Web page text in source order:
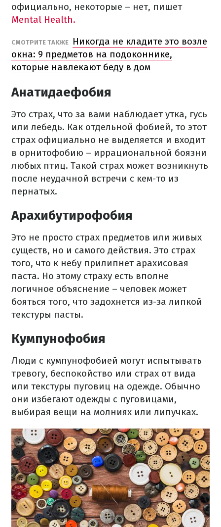
официально, некоторые – нет, пишет
Mental Health.
СМОТРИТЕ ТАКЖЕ
Никогда не кладите это возле
окна: 9 предметов на подоконнике,
которые навлекают беду в дом
Анатидаефобия
Это страх, что за вами наблюдает утка, гусь
или лебедь. Как отдельной фобией, то этот
страх официально не выделяется и входит
в орнитофобию – иррациональной боязни
любых птиц. Такой страх может возникнуть
после неудачной встречи с кем-то из
пернатых.
Арахибутирофобия
Это не просто страх предметов или живых
существ, но и самого действия. Это страх
того, что к небу прилипнет арахисовая
паста. Но этому страху есть вполне
логичное объяснение – человек может
бояться того, что задохнется из-за липкой
текстуры пасты.
Кумпунофобия
Люди с кумпунофобией могут испытывать
тревогу, беспокойство или страх от вида
или текстуры пуговиц на одежде. Обычно
они избегают одежды с пуговицами,
выбирая вещи на молниях или липучках.